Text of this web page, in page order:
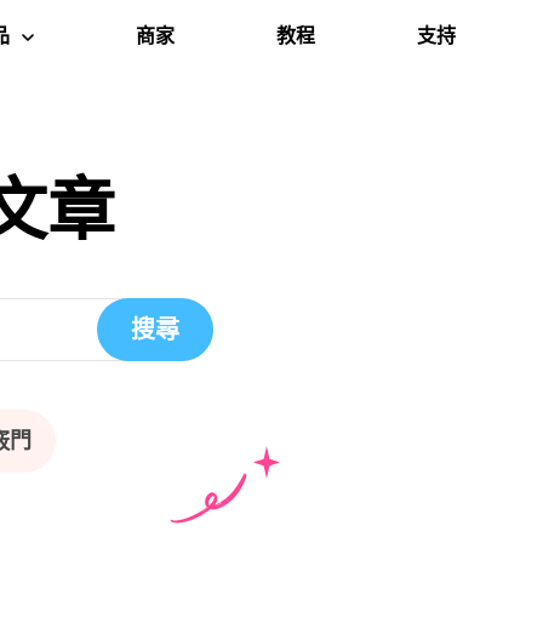
Cleaner
商家 教程 支持
章
搜尋
門